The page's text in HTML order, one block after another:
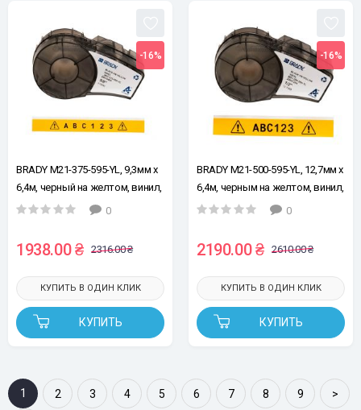
-16%
BRADY M21-375-595-YL, 9,3мм х
6,4м, черный на желтом, винил,
лента для принтеров этикеток
0
1938.00 ₴ 2316.00 ₴
КУПИТЬ
КУПИТЬ В ОДИН КЛИК
-16%
BRADY M21-500-595-YL, 12,7мм х
6,4м, черным на желтом, винил,
лента для принтеров этикеток
0
2190.00 ₴ 2610.00 ₴
КУПИТЬ
КУПИТЬ В ОДИН КЛИК
1 2 3 4 5 6 7 8 9 >